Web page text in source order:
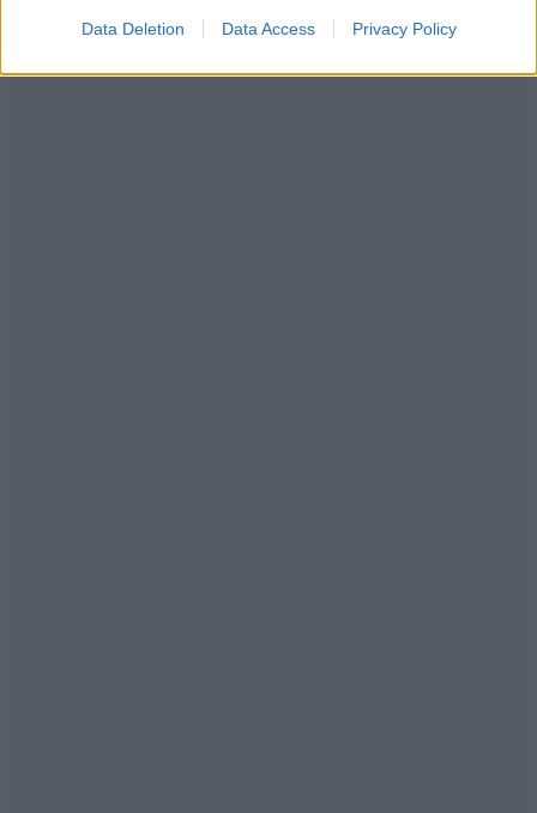
Data Deletion Data Access Privacy Policy